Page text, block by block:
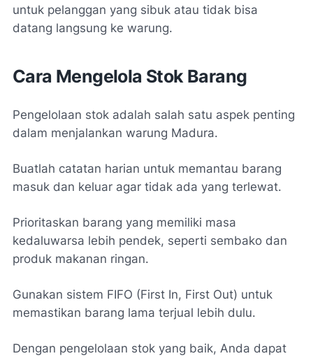
untuk pelanggan yang sibuk atau tidak bisa
datang langsung ke warung.
Cara Mengelola Stok Barang
Pengelolaan stok adalah salah satu aspek penting
dalam menjalankan warung Madura.
Buatlah catatan harian untuk memantau barang
masuk dan keluar agar tidak ada yang terlewat.
Prioritaskan barang yang memiliki masa
kedaluwarsa lebih pendek, seperti sembako dan
produk makanan ringan.
Gunakan sistem FIFO (First In, First Out) untuk
memastikan barang lama terjual lebih dulu.
Dengan pengelolaan stok yang baik, Anda dapat